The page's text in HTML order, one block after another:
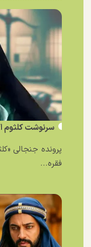
سرنوشت کلثوم
فقره...